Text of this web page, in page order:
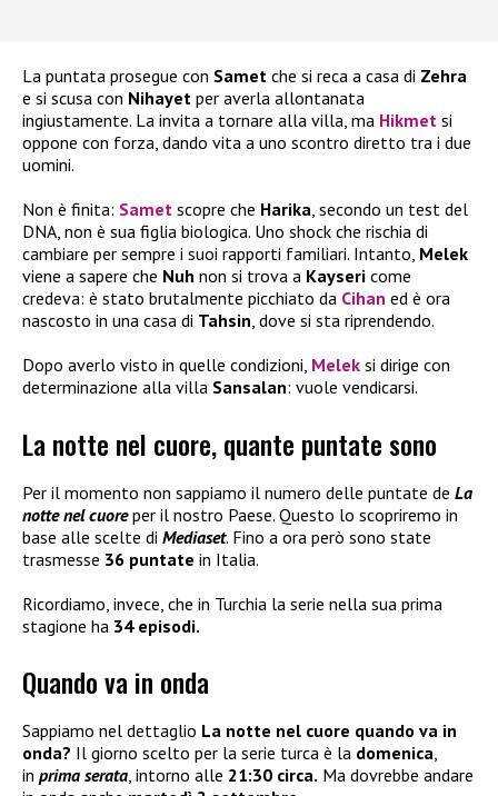
La puntata prosegue con Samet che si reca a casa di Zehra
e si scusa con Nihayet per averla allontanata
ingiustamente. La invita a tornare alla villa, ma Hikmet si
oppone con forza, dando vita a uno scontro diretto tra i due
uomini.
Non è finita: Samet scopre che Harika, secondo un test del
DNA, non è sua figlia biologica. Uno shock che rischia di
cambiare per sempre i suoi rapporti familiari. Intanto, Melek
viene a sapere che Nuh non si trova a Kayseri come
credeva: è stato brutalmente picchiato da Cihan ed è ora
nascosto in una casa di Tahsin, dove si sta riprendendo.
Dopo averlo visto in quelle condizioni, Melek si dirige con
determinazione alla villa Sansalan: vuole vendicarsi.
La notte nel cuore, quante puntate sono
Per il momento non sappiamo il numero delle puntate de La
notte nel cuoreper il nostro Paese. Questo lo scopriremo in
base alle scelte di Mediaset. Fino a ora però sono state
trasmesse 36 puntate in Italia.
Ricordiamo, invece, che in Turchia la serie nella sua prima
stagione ha 34 episodi.
Quando va in onda
Sappiamo nel dettaglio La notte nel cuore quando va in
onda? Il giorno scelto per la serie turca è la domenica,
in prima serata, intorno alle 21:30 circa. Ma dovrebbe andare